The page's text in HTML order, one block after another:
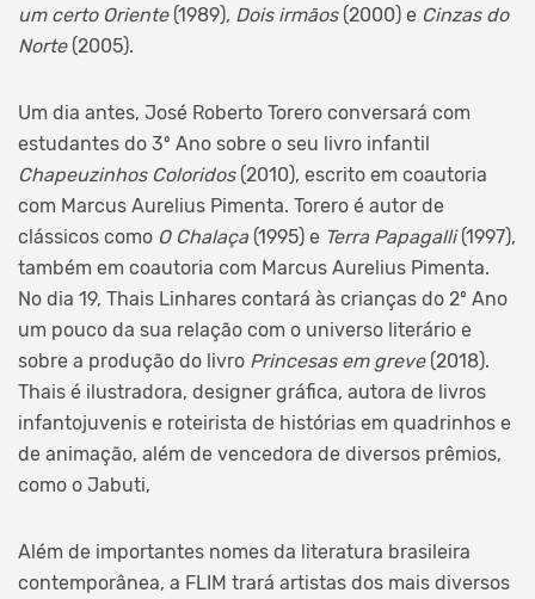
um certo Oriente(1989), Dois irmãos(2000) e Cinzas do
Norte(2005).
Um dia antes, José Roberto Torero conversará com
estudantes do 3º Ano sobre o seu livro infantil
Chapeuzinhos Coloridos (2010), escrito em coautoria
com Marcus Aurelius Pimenta. Torero é autor de
clássicos como O Chalaça (1995) e Terra Papagalli(1997),
também em coautoria com Marcus Aurelius Pimenta.
No dia 19, Thais Linhares contará às crianças do 2º Ano
um pouco da sua relação com o universo literário e
sobre a produção do livro Princesas em greve(2018).
Thais é ilustradora, designer gráfica, autora de livros
infantojuvenis e roteirista de histórias em quadrinhos e
de animação, além de vencedora de diversos prêmios,
como o Jabuti,
Além de importantes nomes da literatura brasileira
contemporânea, a FLIM trará artistas dos mais diversos